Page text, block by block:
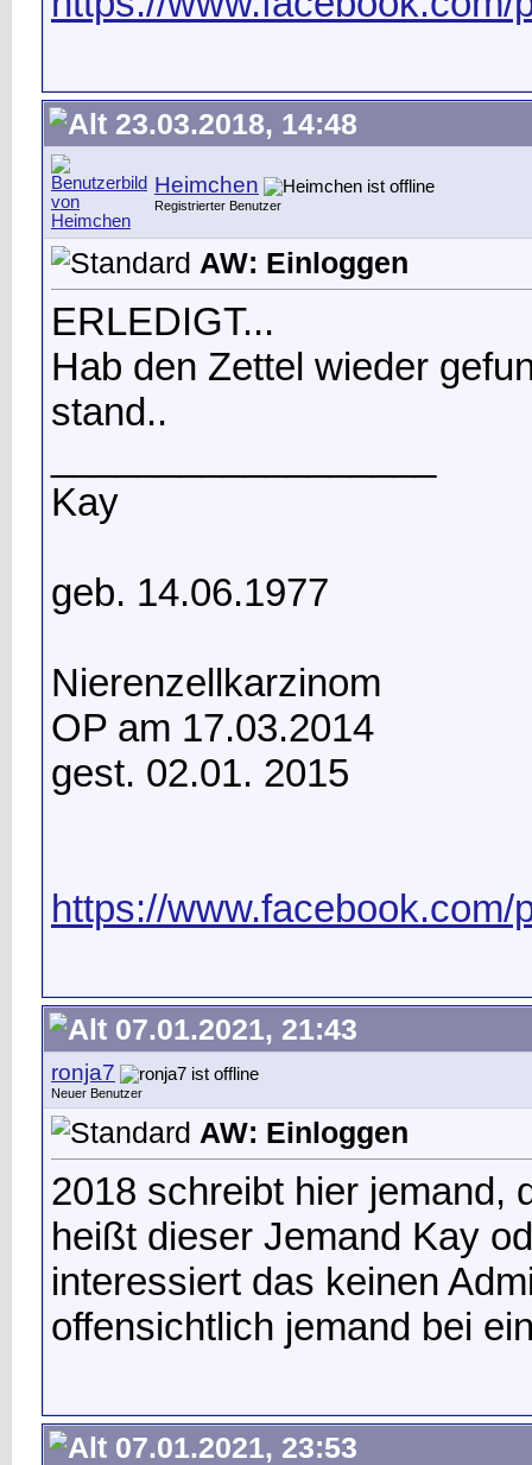
23.03.2018, 14:48
Heimchen
Registrierter Benutzer
AW: Einloggen
ERLEDIGT...
Hab den Zettel wieder
stand..
Kay
geb. 14.06.1977
Nierenzellkarzinom
OP am 17.03.2014
gest. 02.01. 2015
https://
07.01.2021, 21:43
ronja7
Neuer Benutzer
AW: Einloggen
2018 schreibt hier jemand,
heißt dieser Jemand Kay
interessiert das keinen
offensichtlich jemand bei
07.01.2021, 23:53